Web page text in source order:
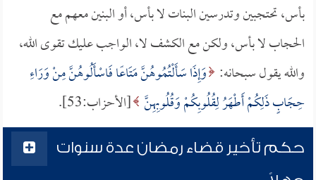
بأس، تحتجبين وتدرسين البنات لا بأس، أو البنين معهم مع
الحجاب لا بأس، ولكن مع الكشف لا، الواجب عليك تقوى الله،
والله يقول سبحانه: وَإِذَا سَأَلْتُمُوهُنَّ مَتَاعًا فَاسْأَلُوهُنَّ مِنْ وَرَاءِ
حِجَابٍ ذَلِكُمْ أَطْهَرُ لِقُلُوبِكُمْ وَقُلُوبِهِنَّ [الأحزاب:53].
حكم تأخير قضاء رمضان عدة سنوات